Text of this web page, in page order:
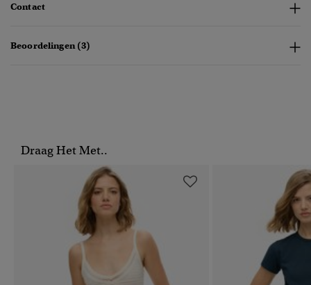
Contact
Beoordelingen (3)
Draag Het Met..